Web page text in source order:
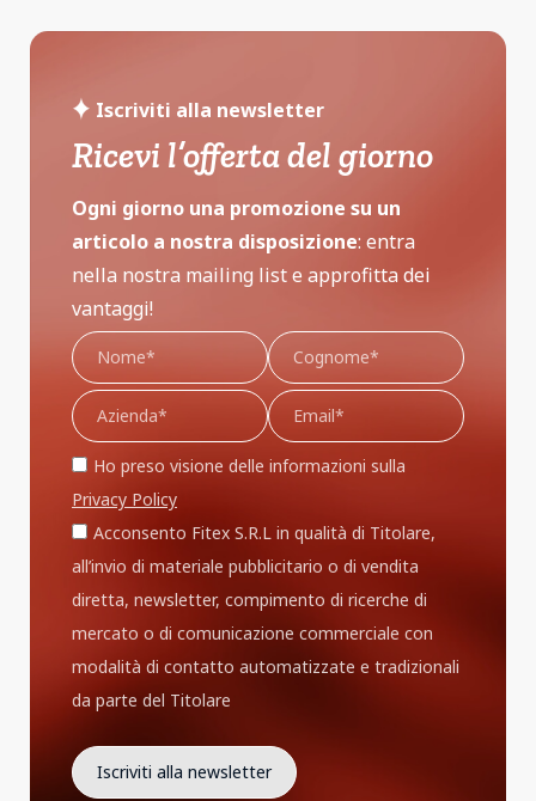
Iscriviti alla newsletter
Ricevi l’offerta del giorno
Ogni giorno una promozione su un
articolo a nostra disposizione: entra
nella nostra mailing list e approfitta dei
vantaggi!
Ho preso visione delle informazioni sulla
Privacy Policy
Acconsento Fitex S.R.L in qualità di Titolare,
all’invio di materiale pubblicitario o di vendita
diretta, newsletter, compimento di ricerche di
mercato o di comunicazione commerciale con
modalità di contatto automatizzate e tradizionali
da parte del Titolare